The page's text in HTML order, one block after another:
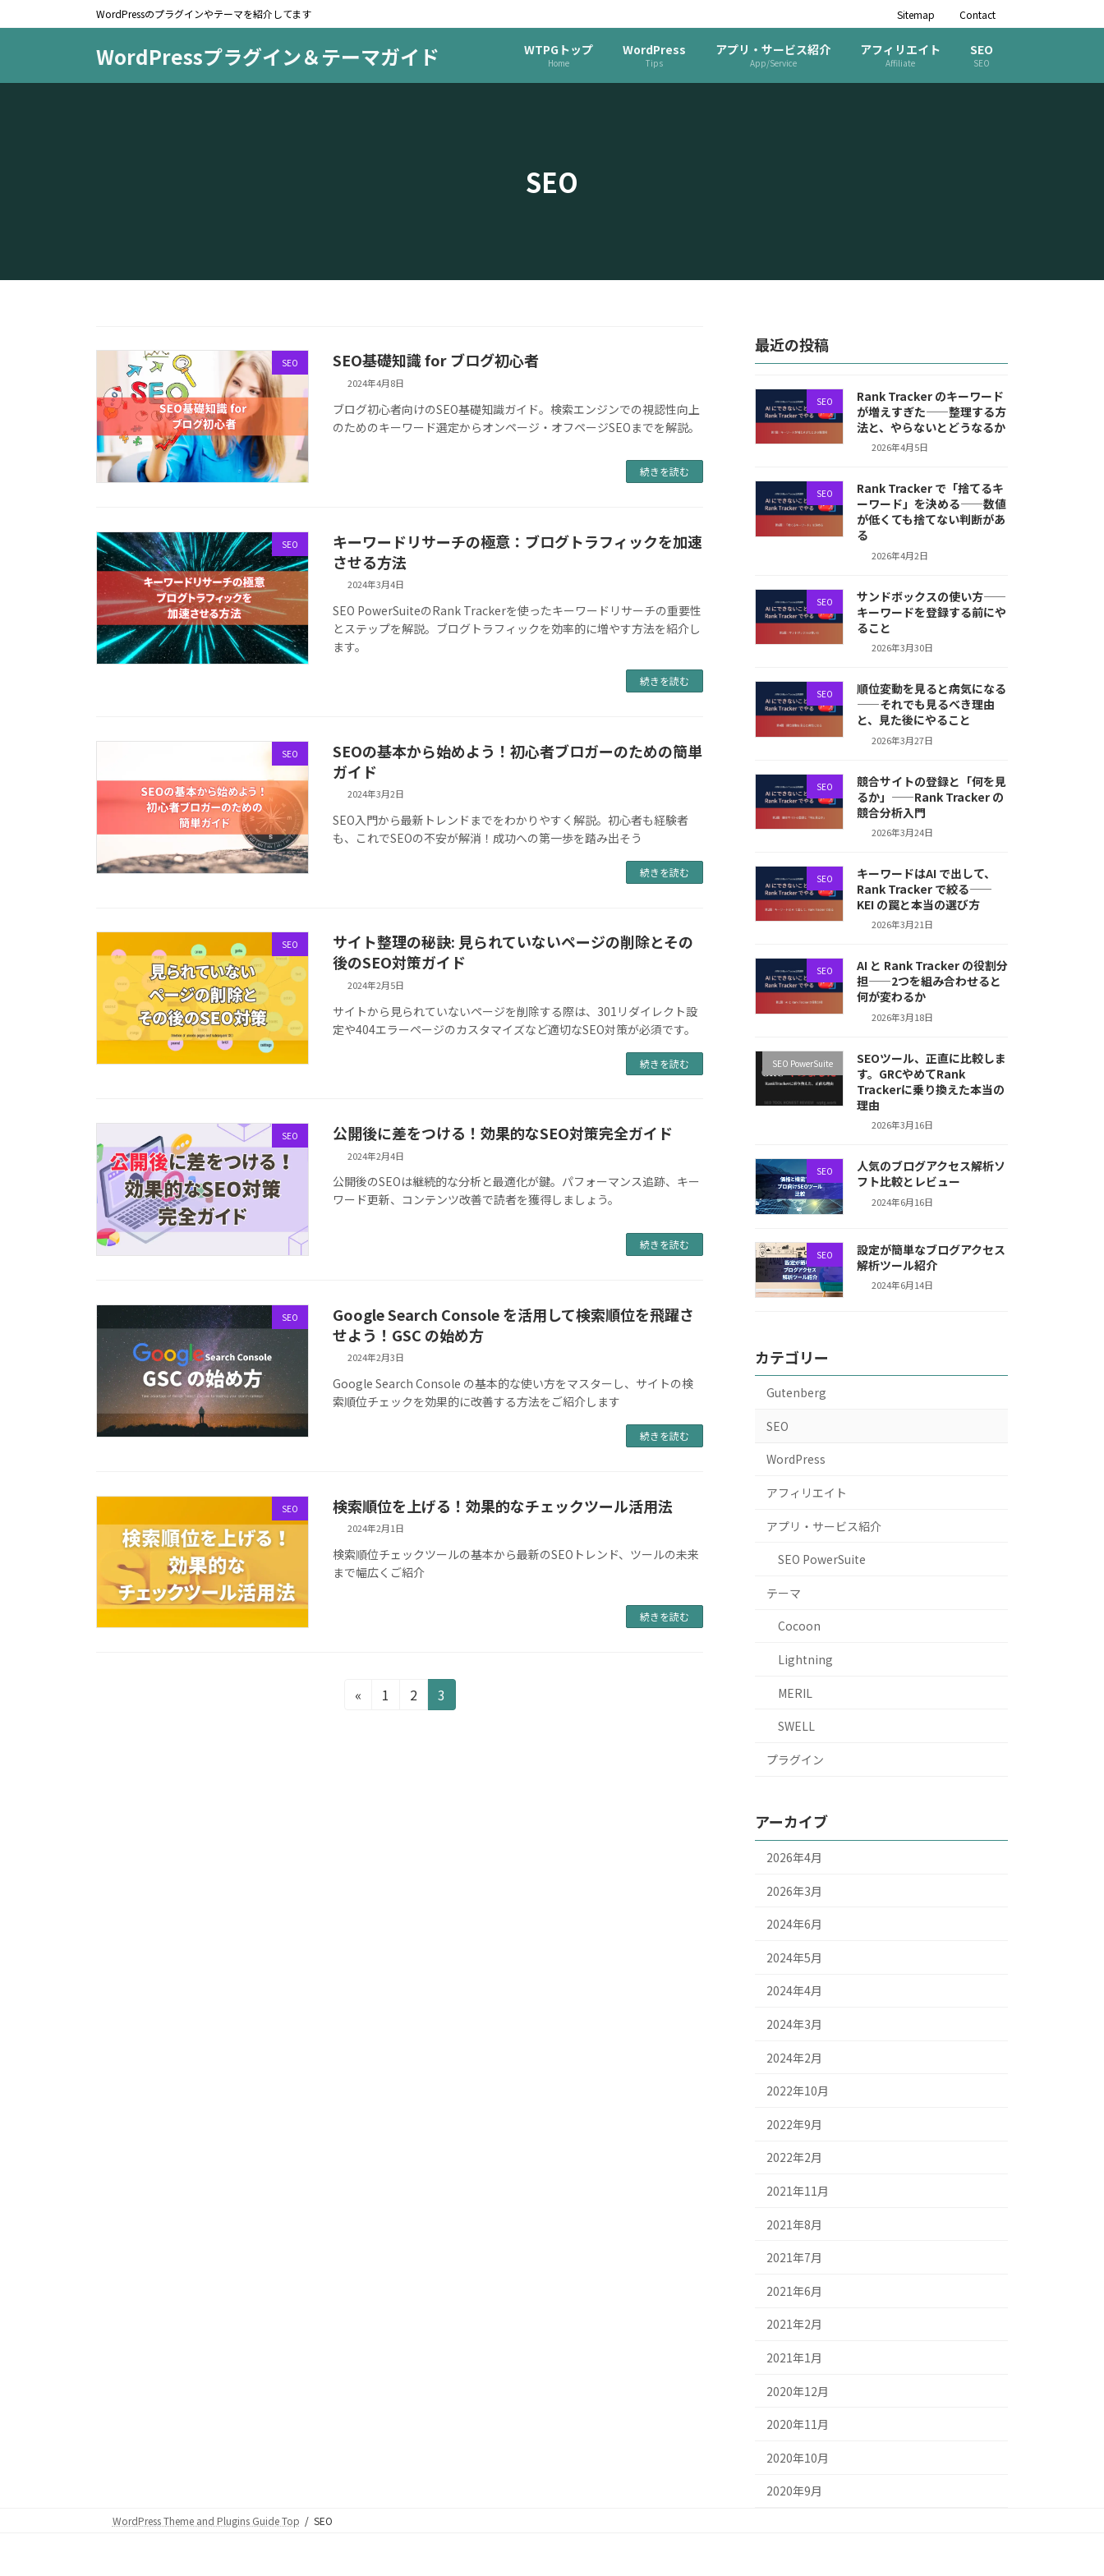
ン
ツ
ビ
シ
WordPressのプラグインやテーマを紹介してます Sitemap Contact
WordPressプラグイン＆テーマガイド WTPGトップ
Home
WordPress
Tips
アプリ・サービス紹介
App/Service
アフィリエイト
Affiliate
SEO
SEO
SEO
SEO SEO基礎知識 for ブログ初心者
2024年4月8日
ブログ初心者向けのSEO基礎知識ガイド。検索エンジンでの視認性向上
のためのキーワード選定からオンページ・オフページSEOまでを解説。
続きを読む
SEO
キーワードリサーチの極意：ブログトラフィックを加速
させる方法
2024年3月4日
SEO PowerSuiteのRank Trackerを使ったキーワードリサーチの重要性
とステップを解説。ブログトラフィックを効率的に増やす方法を紹介し
ます。
続きを読む
SEO
SEOの基本から始めよう！初心者ブロガーのための簡単
ガイド
2024年3月2日
SEO入門から最新トレンドまでをわかりやすく解説。初心者も経験者
も、これでSEOの不安が解消！成功への第一歩を踏み出そう
続きを読む
SEO
サイト整理の秘訣: 見られていないページの削除とその
後のSEO対策ガイド
2024年2月5日
サイトから見られていないページを削除する際は、301リダイレクト設
定や404エラーページのカスタマイズなど適切なSEO対策が必須です。
続きを読む
SEO 公開後に差をつける！効果的なSEO対策完全ガイド
2024年2月4日
公開後のSEOは継続的な分析と最適化が鍵。パフォーマンス追跡、キー
ワード更新、コンテンツ改善で読者を獲得しましょう。
続きを読む
SEO
Google Search Console を活用して検索順位を飛躍さ
せよう！GSC の始め方
2024年2月3日
Google Search Console の基本的な使い方をマスターし、サイトの検
索順位チェックを効果的に改善する方法をご紹介します
続きを読む
SEO 検索順位を上げる！効果的なチェックツール活用法
2024年2月1日
検索順位チェックツールの基本から最新のSEOトレンド、ツールの未来
まで幅広くご紹介
続きを読む
«
固
1
固
2
固
定
3
最近の投稿
SEO
Rank Tracker のキーワード
が増えすぎた——整理する方
法と、やらないとどうなるか
2026年4月5日
SEO
Rank Tracker で「捨てるキ
ーワード」を決める——数値
が低くても捨てない判断があ
る
2026年4月2日
SEO
サンドボックスの使い方——
キーワードを登録する前にや
ること
2026年3月30日
SEO
順位変動を見ると病気になる
——それでも見るべき理由
と、見た後にやること
2026年3月27日
SEO
競合サイトの登録と「何を見
るか」——Rank Tracker の
競合分析入門
2026年3月24日
SEO
キーワードはAI で出して、
Rank Tracker で絞る——
KEI の罠と本当の選び方
2026年3月21日
SEO
AI と Rank Tracker の役割分
担——2つを組み合わせると
何が変わるか
2026年3月18日
SEO PowerSuite
SEOツール、正直に比較しま
す。GRCやめてRank
Trackerに乗り換えた本当の
理由
2026年3月16日
SEO
人気のブログアクセス解析ソ
フト比較とレビュー
2024年6月16日
SEO
設定が簡単なブログアクセス
解析ツール紹介
2024年6月14日
カテゴリー
Gutenberg
SEO
WordPress
アフィリエイト
アプリ・サービス紹介
SEO PowerSuite
テーマ
Cocoon
Lightning
MERIL
SWELL
プラグイン
アーカイブ
2026年4月
2026年3月
2024年6月
2024年5月
2024年4月
2024年3月
2024年2月
2022年10月
2022年9月
2022年2月
2021年11月
2021年8月
2021年7月
2021年6月
2021年2月
2021年1月
2020年12月
2020年11月
2020年10月
2020年9月
WordPress Theme and Plugins Guide Top SEO